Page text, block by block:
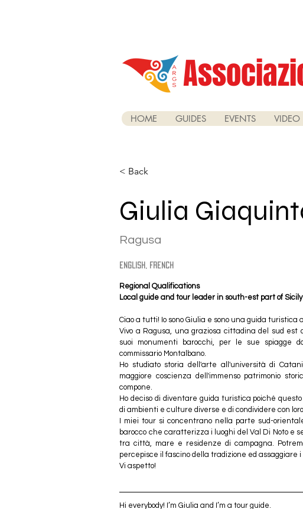
HOME GUIDES EVENTS VIDEO
< Back
Giulia
Ragusa
english, french
Regional Qualifications
Local guide and tour leader in south-est part of Sicily
Ciao a tutti! Io sono Giulia e sono una guida
Vivo a Ragusa, una graziosa cittadina del sud est
suoi monumenti barocchi, per le sue spiagge
commissario Montalbano.
Ho studiato storia dell'arte all'università di
maggiore coscienza dell'immenso patrimonio
compone.
Ho deciso di diventare guida turistica poiché
di ambienti e culture diverse e di condividere con
I miei tour si concentrano nella parte sud-
barocco che caratterizza i luoghi del Val Di Noto e
tra città, mare e residenze di campagna.
percepisce il fascino della tradizione ed assaggiare
Vi aspetto!
Hi everybody! I’m Giulia and I’m a tour guide.